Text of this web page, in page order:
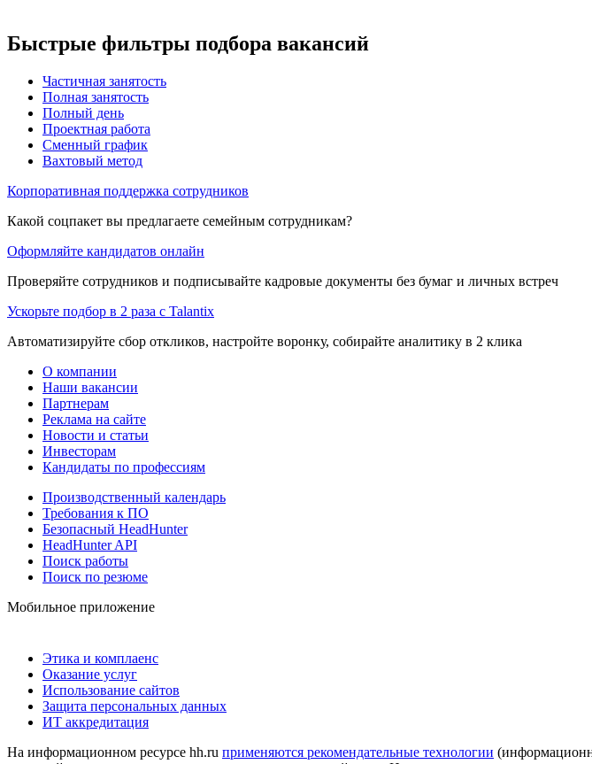
Быстрые фильтры подбора вакансий
Частичная занятость
Полная занятость
Полный день
Проектная работа
Сменный график
Вахтовый метод
Корпоративная поддержка сотрудников
Какой соцпакет вы предлагаете семейным сотрудникам?
Оформляйте кандидатов онлайн
Проверяйте сотрудников и подписывайте кадровые документы без бумаг и личных встреч
Ускорьте подбор в 2 раза с Talantix
Автоматизируйте сбор откликов, настройте воронку, собирайте аналитику в 2 клика
О компании
Наши вакансии
Партнерам
Реклама на сайте
Новости и статьи
Инвесторам
Кандидаты по профессиям
Производственный календарь
Требования к ПО
Безопасный HeadHunter
HeadHunter API
Поиск работы
Поиск по резюме
Мобильное приложение
Этика и комплаенс
Оказание услуг
Использование сайтов
Защита персональных данных
ИТ аккредитация
На информационном ресурсе hh.ru применяются рекомендательные технологии